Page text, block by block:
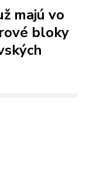
majú vo
bloky